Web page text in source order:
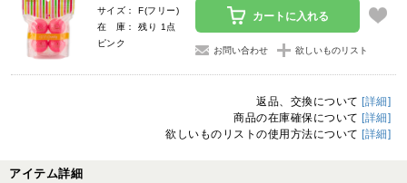
サイズ： F(フリー)
在 庫： 残り 1点
ピンク
カートに入れる
お問い合わせ 欲しいものリスト
返品、交換について [詳細]
商品の在庫確保について [詳細]
欲しいものリストの使用方法について [詳細]
アイテム詳細